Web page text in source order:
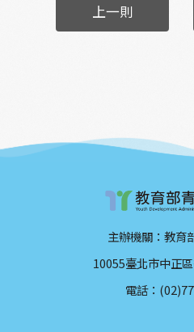
上一則
主辦機關：教育
10055臺北市中正
電話：